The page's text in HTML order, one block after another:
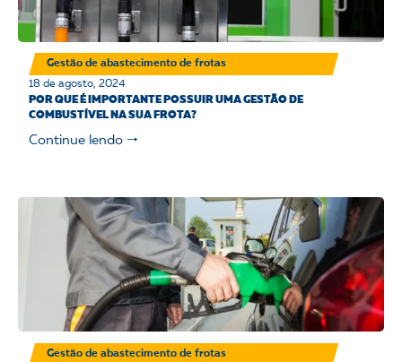
Gestão de abastecimento de frotas
18 de agosto, 2024
POR QUE É IMPORTANTE POSSUIR UMA GESTÃO DE
COMBUSTÍVEL NA SUA FROTA?
Continue lendo 🠒
Gestão de abastecimento de frotas